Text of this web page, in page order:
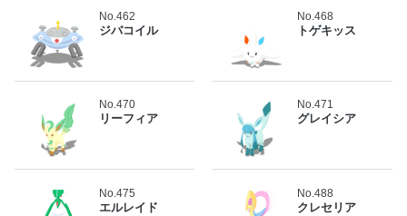
No.462
ジバコイル
No.468
トゲキッス
No.470
リーフィア
No.471
グレイシア
No.475
エルレイド
No.488
クレセリア